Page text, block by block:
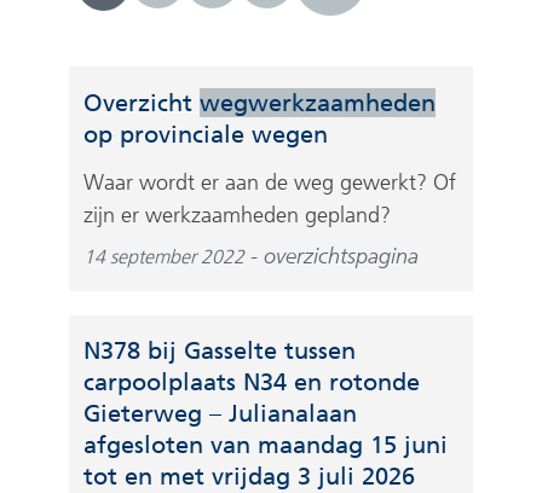
Overzicht wegwerkzaamheden
op provinciale wegen
Waar wordt er aan de weg gewerkt? Of
zijn er werkzaamheden gepland?
14 september 2022 overzichtspagina
N378 bij Gasselte tussen
carpoolplaats N34 en rotonde
Gieterweg – Julianalaan
afgesloten van maandag 15 juni
tot en met vrijdag 3 juli 2026